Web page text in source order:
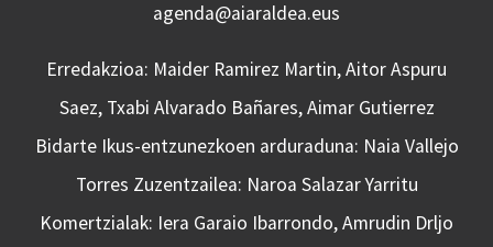
agenda@aiaraldea.eus
Erredakzioa: Maider Ramirez Martin, Aitor Aspuru
Saez, Txabi Alvarado Bañares, Aimar Gutierrez
Bidarte Ikus-entzunezkoen arduraduna: Naia Vallejo
Torres Zuzentzailea: Naroa Salazar Yarritu
Komertzialak: Iera Garaio Ibarrondo, Amrudin Drljo